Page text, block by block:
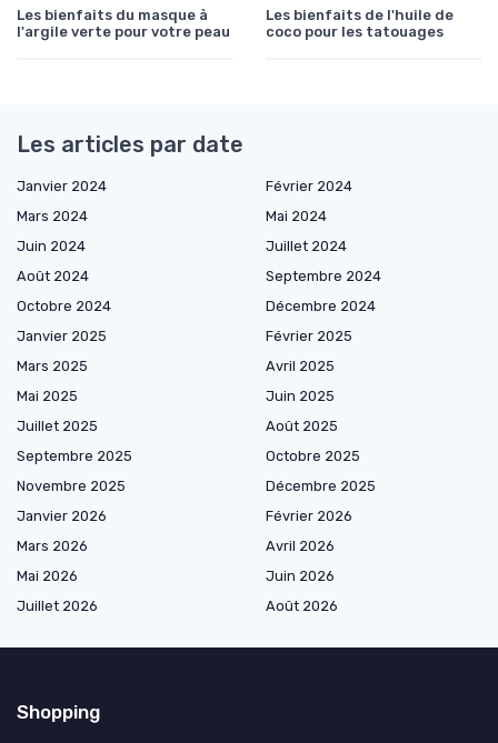
Les bienfaits du masque à
l'argile verte pour votre peau
Les bienfaits de l'huile de
coco pour les tatouages
Les articles par date
Janvier 2024
Février 2024
Mars 2024
Mai 2024
Juin 2024
Juillet 2024
Août 2024
Septembre 2024
Octobre 2024
Décembre 2024
Janvier 2025
Février 2025
Mars 2025
Avril 2025
Mai 2025
Juin 2025
Juillet 2025
Août 2025
Septembre 2025
Octobre 2025
Novembre 2025
Décembre 2025
Janvier 2026
Février 2026
Mars 2026
Avril 2026
Mai 2026
Juin 2026
Juillet 2026
Août 2026
Shopping